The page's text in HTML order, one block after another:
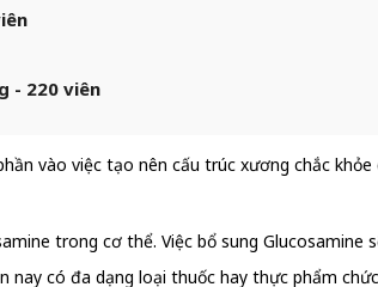
- 220 viên
vào việc tạo nên cấu trúc xương chắc
trong cơ thể. Việc bổ sung
có đa dạng loại thuốc hay thực phẩm